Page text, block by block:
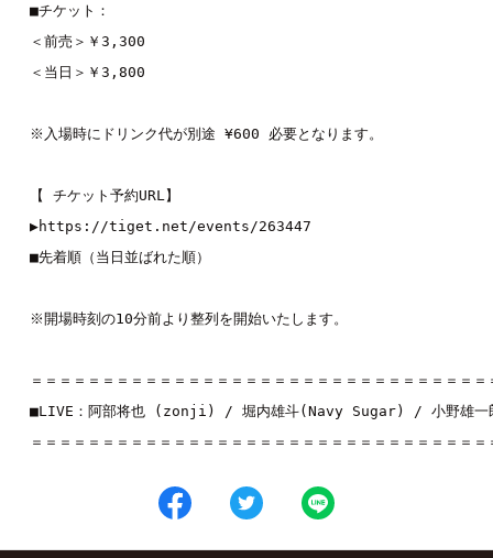
■チケット：
＜前売＞￥ 3,300
＜当日＞￥ 3,800
※ 入場時にドリンク代が別途 ¥600 必要となります。
【 チケット予約URL 】
▶︎https://tiget.net/events/263447
■先着順（当日並ばれた順）
※開場時刻の10分前より整列を開始いたします。
＝＝＝＝＝＝＝＝＝＝＝＝＝＝＝＝＝＝＝＝＝＝＝＝＝＝＝＝＝＝＝＝
■LIVE ： 阿部将也 (zonji) / 堀内雄斗(Navy Sugar) / 小野雄
＝＝＝＝＝＝＝＝＝＝＝＝＝＝＝＝＝＝＝＝＝＝＝＝＝＝＝＝＝＝＝＝